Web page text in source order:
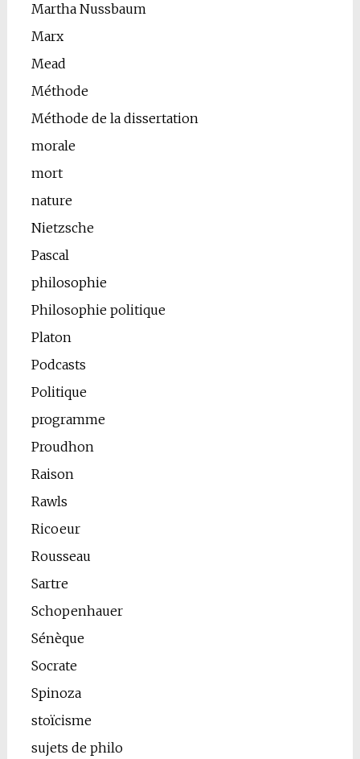
Martha Nussbaum
Marx
Mead
Méthode
Méthode de la dissertation
morale
mort
nature
Nietzsche
Pascal
philosophie
Philosophie politique
Platon
Podcasts
Politique
programme
Proudhon
Raison
Rawls
Ricoeur
Rousseau
Sartre
Schopenhauer
Sénèque
Socrate
Spinoza
stoïcisme
sujets de philo